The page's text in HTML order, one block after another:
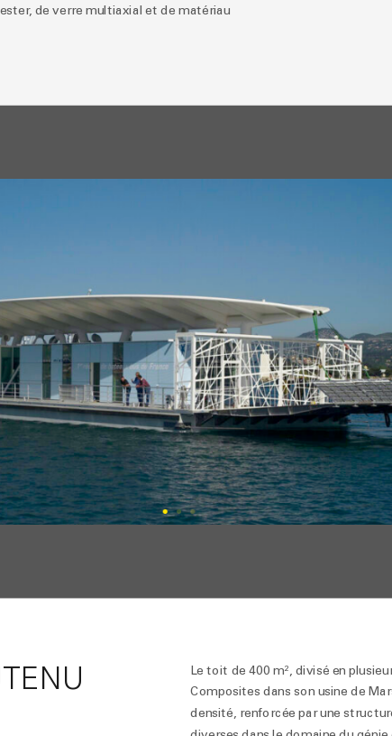
de verre multiaxial et de matériau
Le toit de 400 m², divisé en
Composites dans son usine de
densité, renforcée par une